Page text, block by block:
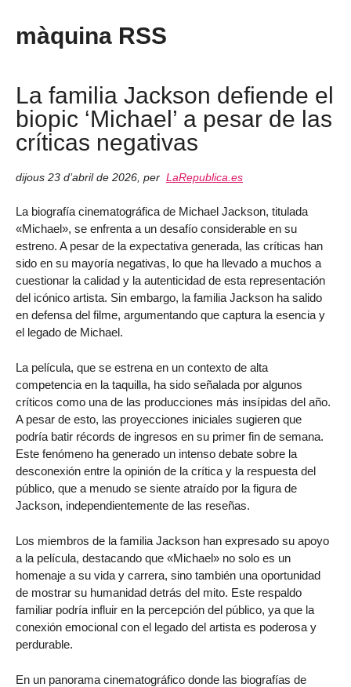
màquina RSS
La familia Jackson defiende el
biopic ‘Michael’ a pesar de las
críticas negativas
dijous 23 d’abril de 2026 per LaRepublica.es
La biografía cinematográfica de Michael Jackson, titulada
«Michael», se enfrenta a un desafío considerable en su
estreno. A pesar de la expectativa generada, las críticas han
sido en su mayoría negativas, lo que ha llevado a muchos a
cuestionar la calidad y la autenticidad de esta representación
del icónico artista. Sin embargo, la familia Jackson ha salido
en defensa del filme, argumentando que captura la esencia y
el legado de Michael.
La película, que se estrena en un contexto de alta
competencia en la taquilla, ha sido señalada por algunos
críticos como una de las producciones más insípidas del año.
A pesar de esto, las proyecciones iniciales sugieren que
podría batir récords de ingresos en su primer fin de semana.
Este fenómeno ha generado un intenso debate sobre la
desconexión entre la opinión de la crítica y la respuesta del
público, que a menudo se siente atraído por la figura de
Jackson, independientemente de las reseñas.
Los miembros de la familia Jackson han expresado su apoyo
a la película, destacando que «Michael» no solo es un
homenaje a su vida y carrera, sino también una oportunidad
de mostrar su humanidad detrás del mito. Este respaldo
familiar podría influir en la percepción del público, ya que la
conexión emocional con el legado del artista es poderosa y
perdurable.
En un panorama cinematográfico donde las biografías de